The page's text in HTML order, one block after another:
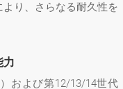
り、さらなる耐久性を
力
および第12/13/14世代